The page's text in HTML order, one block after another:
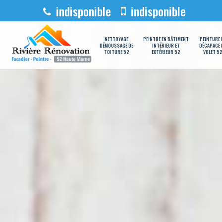
indisponible indisponible
NETTOYAGE
DÉMOUSSAGE DE
TOITURE 52
PEINTRE EN BÂTIMENT
INTÉRIEUR ET
EXTÉRIEUR 52
PEINTURE
DÉCAPAGE
VOLET 52